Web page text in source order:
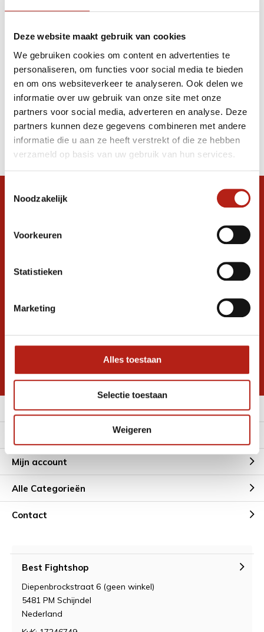
Deze website maakt gebruik van cookies
We gebruiken cookies om content en advertenties te
personaliseren, om functies voor social media te bieden
en om ons websiteverkeer te analyseren. Ook delen we
informatie over uw gebruik van onze site met onze
partners voor social media, adverteren en analyse. Deze
partners kunnen deze gegevens combineren met andere
informatie die u aan ze heeft verstrekt of die ze hebben
verzameld op basis van uw gebruik van hun services.
Noodzakelijk
Voorkeuren
Statistieken
Marketing
Alles toestaan
Selectie toestaan
Weigeren
Apply filters
Producten getagd met
Bags
Producten
Filter
Sorteren op
Snel antwoord op je vraag?
graag verder. 24/7
Ontvang de nieuwste aanbiedingen en
Inschrijven voor
* Lees hier de wettelijke beperkingen
Meer informatie
Mijn account
Alle Categorieën
Contact
Best Fightshop
Diepenbrockstraat 6 (geen winkel)
5481 PM Schijndel
Nederland